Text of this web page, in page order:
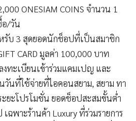
ONESIAM COINS จำนวน 1
/วัน
บ 3 สุดยอดนักช็อปที่เป็นสมาชิก
CARD มูลค่า 100,000 บาท
งทะเบียนเข้าร่วมแคมเปญ และ
วันที่ใช้จ่ายที่ไอคอนสยาม, สยาม ทา
ะยะโปรโมชั่น ยอดช็อปสะสมขั้นต่ำ
ฉพาะร้านค้า Luxury ที่ร่วมรายการ